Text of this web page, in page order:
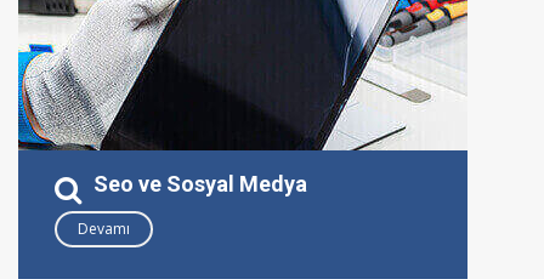
Seo ve Sosyal Medya
Devamı